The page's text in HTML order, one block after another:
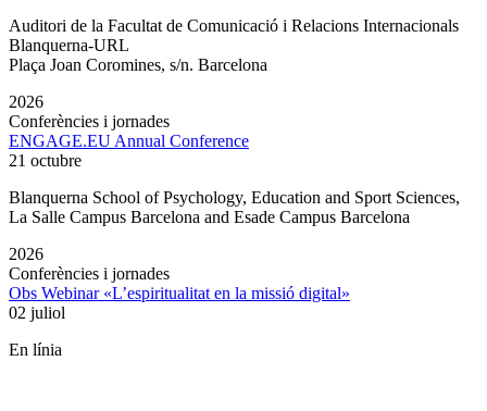
Auditori de la Facultat de Comunicació i Relacions Internacionals
Blanquerna-URL
Plaça Joan Coromines, s/n. Barcelona
2026
Conferències i jornades
ENGAGE.EU Annual Conference
21 octubre
Blanquerna School of Psychology, Education and Sport Sciences,
La Salle Campus Barcelona and Esade Campus Barcelona
2026
Conferències i jornades
Obs Webinar «L’espiritualitat en la missió digital»
02 juliol
En línia